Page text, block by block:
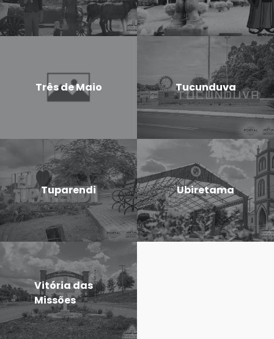
Três de Maio Tucunduva
Tuparendi Ubiretama
Vitória das
Missões